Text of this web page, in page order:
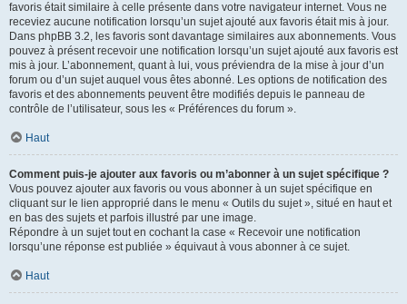
favoris était similaire à celle présente dans votre navigateur internet. Vous ne
receviez aucune notification lorsqu’un sujet ajouté aux favoris était mis à jour.
Dans phpBB 3.2, les favoris sont davantage similaires aux abonnements. Vous
pouvez à présent recevoir une notification lorsqu’un sujet ajouté aux favoris est
mis à jour. L’abonnement, quant à lui, vous préviendra de la mise à jour d’un
forum ou d’un sujet auquel vous êtes abonné. Les options de notification des
favoris et des abonnements peuvent être modifiés depuis le panneau de
contrôle de l’utilisateur, sous les « Préférences du forum ».
Haut
Comment puis-je ajouter aux favoris ou m’abonner à un sujet spécifique ?
Vous pouvez ajouter aux favoris ou vous abonner à un sujet spécifique en
cliquant sur le lien approprié dans le menu « Outils du sujet », situé en haut et
en bas des sujets et parfois illustré par une image.
Répondre à un sujet tout en cochant la case « Recevoir une notification
lorsqu’une réponse est publiée » équivaut à vous abonner à ce sujet.
Haut